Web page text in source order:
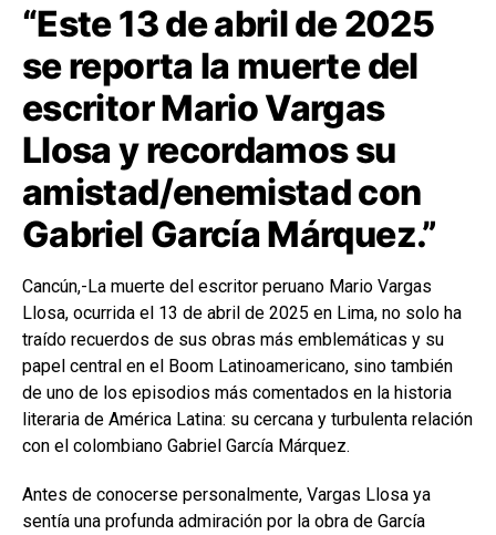
“Este 13 de abril de 2025
se reporta la muerte del
escritor Mario Vargas
Llosa y recordamos su
amistad/enemistad con
Gabriel García Márquez.”
Cancún,-La muerte del escritor peruano Mario Vargas
Llosa, ocurrida el 13 de abril de 2025 en Lima, no solo ha
traído recuerdos de sus obras más emblemáticas y su
papel central en el Boom Latinoamericano, sino también
de uno de los episodios más comentados en la historia
literaria de América Latina: su cercana y turbulenta relación
con el colombiano Gabriel García Márquez.
Antes de conocerse personalmente, Vargas Llosa ya
sentía una profunda admiración por la obra de García